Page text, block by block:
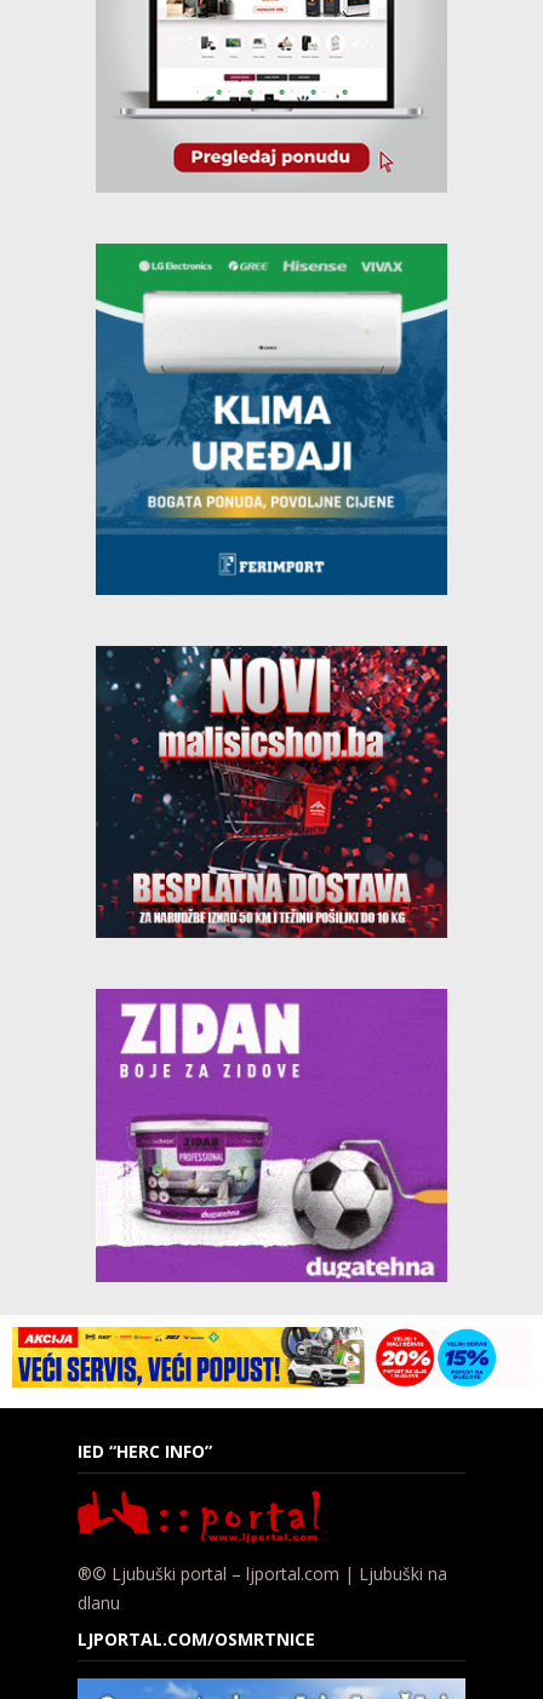
IED “HERC INFO”
®© Ljubuški portal – ljportal.com | Ljubuški na
dlanu
LJPORTAL.COM/OSMRTNICE